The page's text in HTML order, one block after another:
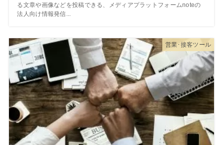
る文章や画像などを投稿できる、メディアプラットフォームnoteの
法人向け情報発信...
営業･接客ツール